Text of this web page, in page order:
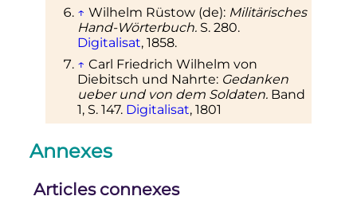
↑ Wilhelm Rüstow (de): Militärisches
Hand-Wörterbuch.S. 280.
Digitalisat, 1858.
↑ Carl Friedrich Wilhelm von
Diebitsch und Nahrte: Gedanken
ueber und von dem Soldaten.Band
1, S. 147. Digitalisat, 1801
Annexes
Articles connexes